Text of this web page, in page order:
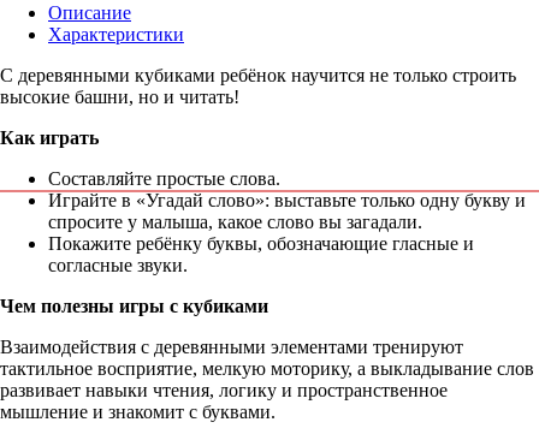
Описание
Характеристики
С деревянными кубиками ребёнок научится не только строить
высокие башни, но и читать!
Как играть
Составляйте простые слова.
Играйте в «Угадай слово»: выставьте только одну букву и
спросите у малыша, какое слово вы загадали.
Покажите ребёнку буквы, обозначающие гласные и
согласные звуки.
Чем полезны игры с кубиками
Взаимодействия с деревянными элементами тренируют
тактильное восприятие, мелкую моторику, а выкладывание слов
развивает навыки чтения, логику и пространственное
мышление и знакомит с буквами.